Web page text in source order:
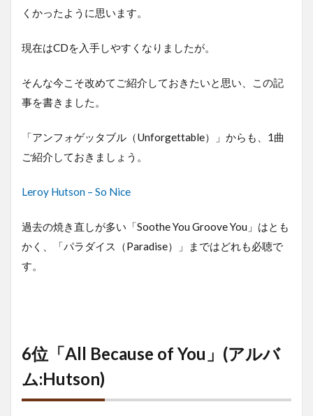
くかったように思います。
現在はCDを入手しやすくなりましたが。
そんな今こそ改めてご紹介しておきたいと思い、この記
事を書きました。
「アンフォゲッタブル（Unforgettable）」からも、1曲
ご紹介しておきましょう。
Leroy Hutson – So Nice
過去の焼き直しが多い「Soothe You Groove You」はとも
かく、「パラダイス（Paradise）」まではどれも必聴で
す。
6位「All Because of You」(アルバ
ム:Hutson)